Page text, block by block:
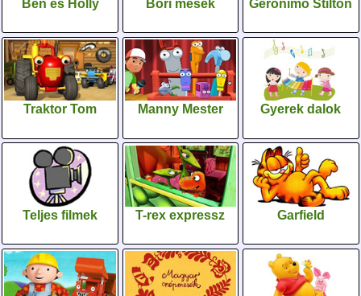
Ben és Holly Bori mesék Geronimo Stilton
Traktor Tom Manny Mester Gyerek dalok
Teljes filmek T-rex expressz Garfield